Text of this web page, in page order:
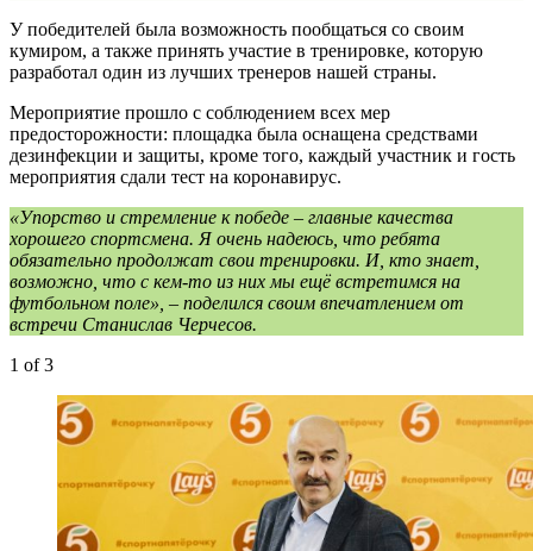
У победителей была возможность пообщаться со своим
кумиром, а также принять участие в тренировке, которую
разработал один из лучших тренеров нашей страны.
Мероприятие прошло с соблюдением всех мер
предосторожности: площадка была оснащена средствами
дезинфекции и защиты, кроме того, каждый участник и гость
мероприятия сдали тест на коронавирус.
«Упорство и стремление к победе – главные качества
хорошего спортсмена. Я очень надеюсь, что ребята
обязательно продолжат свои тренировки. И, кто знает,
возможно, что с кем-то из них мы ещё встретимся на
футбольном поле», – поделился своим впечатлением от
встречи Станислав Черчесов.
1 of 3